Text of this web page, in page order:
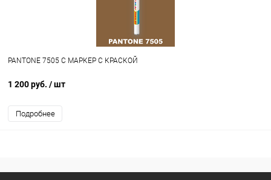
PANTONE 7505 C МАРКЕР С КРАСКОЙ
1 200 руб. / шт
Подробнее